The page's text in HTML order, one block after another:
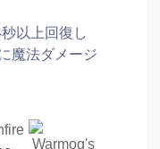
以上回復し
魔法ダメージ